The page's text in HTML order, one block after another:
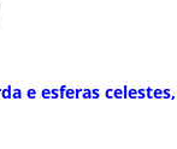
e esferas